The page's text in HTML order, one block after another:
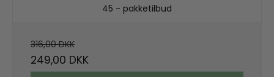
45 - pakketilbud
316,00 DKK
249,00 DKK